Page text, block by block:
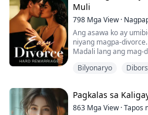
Nang matanto kong
basura—na naiwan
ito...
Muli
798 Mga View·
Ang asawa ko ay
niyang magpa-
Madali lang ang mag-
Pagkatapos ng
magpakasal ulit kami.
Sa kanya, isa lang ang
Bilyonaryo
Pagkalas sa
863 Mga View·Tapos